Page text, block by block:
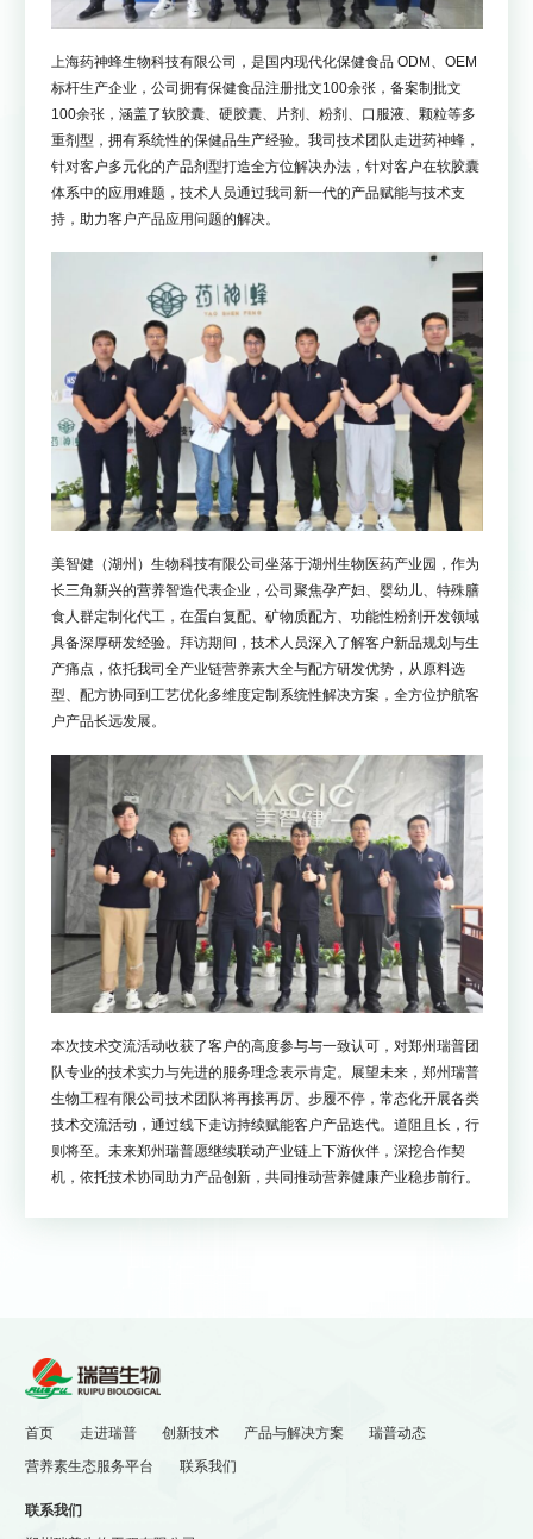
上海药神蜂生物科技有限公司，是国内现代化保健食品 ODM、OEM
标杆生产企业，公司拥有保健食品注册批文100余张，备案制批文
100余张，涵盖了软胶囊、硬胶囊、片剂、粉剂、口服液、颗粒等多
重剂型，拥有系统性的保健品生产经验。我司技术团队走进药神蜂，
针对客户多元化的产品剂型打造全方位解决办法，针对客户在软胶囊
体系中的应用难题，技术人员通过我司新一代的产品赋能与技术支
持，助力客户产品应用问题的解决。
美智健（湖州）生物科技有限公司坐落于湖州生物医药产业园，作为
长三角新兴的营养智造代表企业，公司聚焦孕产妇、婴幼儿、特殊膳
食人群定制化代工，在蛋白复配、矿物质配方、功能性粉剂开发领域
具备深厚研发经验。拜访期间，技术人员深入了解客户新品规划与生
产痛点，依托我司全产业链营养素大全与配方研发优势，从原料选
型、配方协同到工艺优化多维度定制系统性解决方案，全方位护航客
户产品长远发展。
本次技术交流活动收获了客户的高度参与与一致认可，对郑州瑞普团
队专业的技术实力与先进的服务理念表示肯定。展望未来，郑州瑞普
生物工程有限公司技术团队将再接再厉、步履不停，常态化开展各类
技术交流活动，通过线下走访持续赋能客户产品迭代。道阻且长，行
则将至。未来郑州瑞普愿继续联动产业链上下游伙伴，深挖合作契
机，依托技术协同助力产品创新，共同推动营养健康产业稳步前行。
首页 走进瑞普 创新技术 产品与解决方案
瑞普动态
营养素生态服务平台
联系我们
联系我们